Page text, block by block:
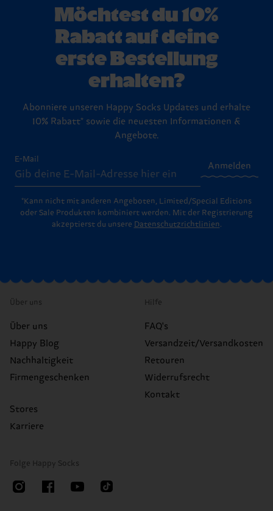
Möchtest du 10%
Rabatt auf deine
erste Bestellung
erhalten?
Abonniere unseren Happy Socks Updates und erhalte
10% Rabatt* sowie die neuesten Informationen &
Angebote.
E-Mail
Anmelden
*Kann nicht mit anderen Angeboten, Limited/Special Editions
oder Sale Produkten kombiniert werden. Mit der Registrierung
akzeptierst du unsere Datenschutzrichtlinien.
Über uns
Über uns
Happy Blog
Nachhaltigkeit
Firmengeschenken
Stores
Karriere
Hilfe
FAQ's
Versandzeit/Versandkosten
Retouren
Widerrufsrecht
Kontakt
Folge Happy Socks